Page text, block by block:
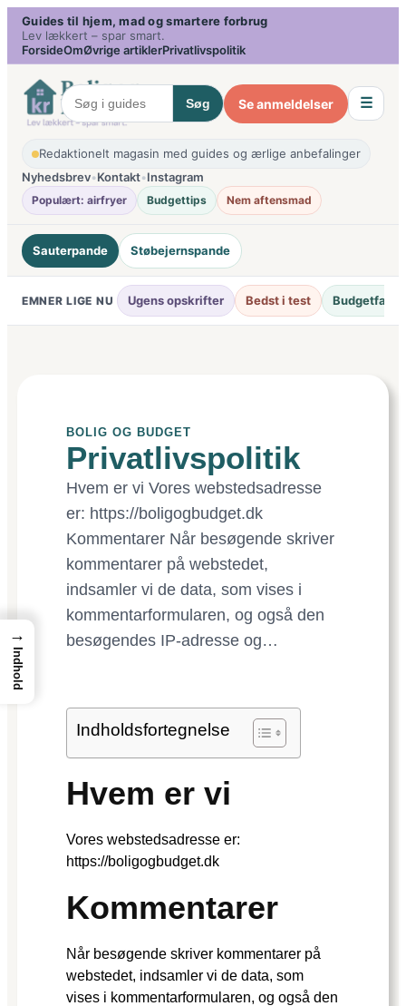
Spring
indhold
Guides til hjem, mad og smartere forbrug
Lev lækkert – spar smart.
ForsideOmØvrige artiklerPrivatlivspolitik
Søg Se anmeldelser ☰
Redaktionelt magasin med guides og ærlige anbefalinger
Nyhedsbrev•Kontakt•Instagram
Populært: airfryer Budgettips Nem aftensmad
Sauterpande Støbejernspande
EMNER LIGE NU Ugens opskrifter Bedst i test
BOLIG OG BUDGET
Privatlivspolitik
Hvem er vi Vores webstedsadresse
er: https://boligogbudget.dk
Kommentarer Når besøgende skriver
kommentarer på webstedet,
indsamler vi de data, som vises i
kommentarformularen, og også den
besøgendes IP-adresse og…
Indholdsfortegnelse
Hvem er vi
Vores webstedsadresse er:
https://boligogbudget.dk
Kommentarer
Når besøgende skriver kommentarer på
webstedet, indsamler vi de data, som
vises i kommentarformularen, og også den
→
Indhold